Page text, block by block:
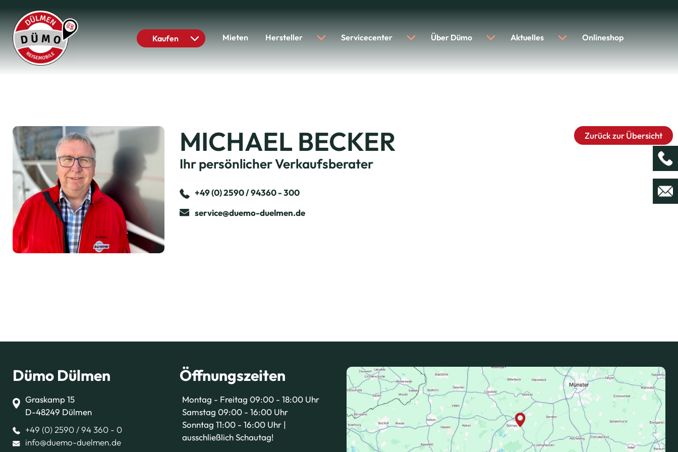
Kaufen Mieten Hersteller Servicecenter Über Dümo Aktuelles Onlineshop
Zurück zur Übersicht
MICHAEL BECKER
Ihr persönlicher Verkaufsberater
+49 (0) 2590 / 94360 - 300
service@duemo-duelmen.de
Dümo Dülmen
Graskamp 15
D-48249 Dülmen
+49 (0) 2590 / 94 360 - 0
info@duemo-duelmen.de
Öffnungszeiten
Montag - Freitag 09:00 - 18:00 Uhr
Samstag 09:00 - 16:00 Uhr
Sonntag 11:00 - 16:00 Uhr |
ausschließlich Schautag!